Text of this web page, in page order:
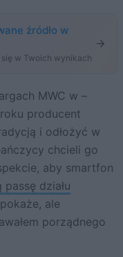
źródło w
w Twoich wynikach
MWC w –
producent
i odłożyć w
chcieli go
aby smartfon
działu
ale
porządnego